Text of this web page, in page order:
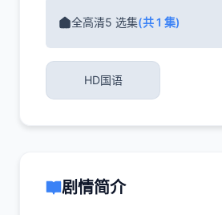
全高清5 选集(共 1 集)
HD国语
剧情简介